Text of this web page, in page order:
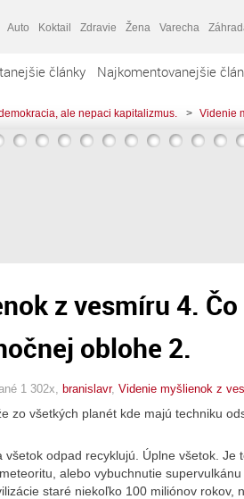
Auto Koktail Zdravie Žena Varecha
články Najkomentovanejšie
ale nepaci kapitalizmus. > Videnie
z vesmíru 4.
oblohe 2.
1 302x, branislavr, Videnie myšlienok z
zo všetkých planét kde majú techniku
odpad recyklujú. Úplne všetok. Je
alebo vybuchnutie
staré niekoľko 100 miliónov rokov,